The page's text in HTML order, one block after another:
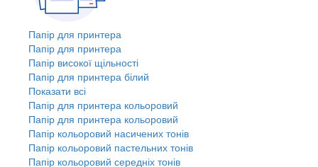
Папір для принтера
Папір для принтера
Папір високої щільності
Папір для принтера білий
Показати всі
Папір для принтера кольоровий
Папір для принтера кольоровий
Папір кольоровий насичених тонів
Папір кольоровий пастельних тонів
Папір кольоровий середніх тонів